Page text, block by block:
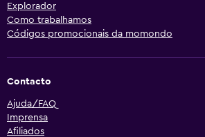
Explorador
Como trabalhamos
Códigos promocionais da momondo
Contacto
Ajuda/FAQ
Imprensa
Afiliados